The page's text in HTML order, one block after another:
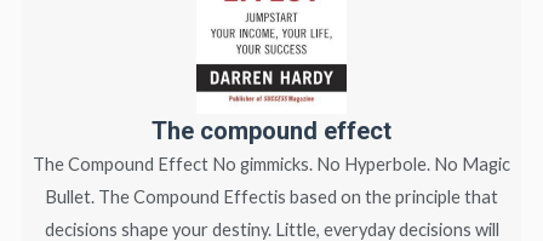
The compound effect
The Compound Effect No gimmicks. No Hyperbole. No Magic
Bullet. The Compound Effectis based on the principle that
decisions shape your destiny. Little, everyday decisions will